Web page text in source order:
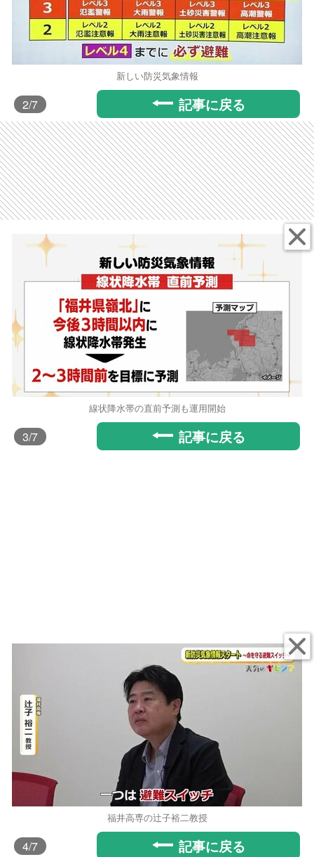
新しい防災気象情報
2/7 記事に戻る
線状降水帯の直前予測も運用開始
3/7 記事に戻る
福井高専の辻子裕二教授
4/7 記事に戻る